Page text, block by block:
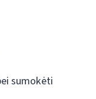
sumokėti